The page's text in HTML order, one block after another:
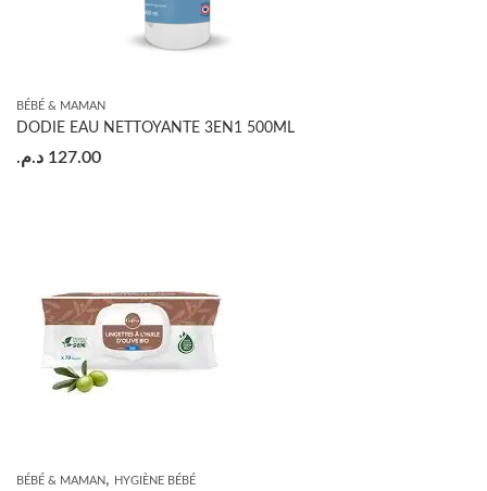
BÉBÉ & MAMAN
DODIE EAU NETTOYANTE 3EN1 500ML
127.00 د.م.
BÉBÉ & MAMAN, HYGIÈNE BÉBÉ